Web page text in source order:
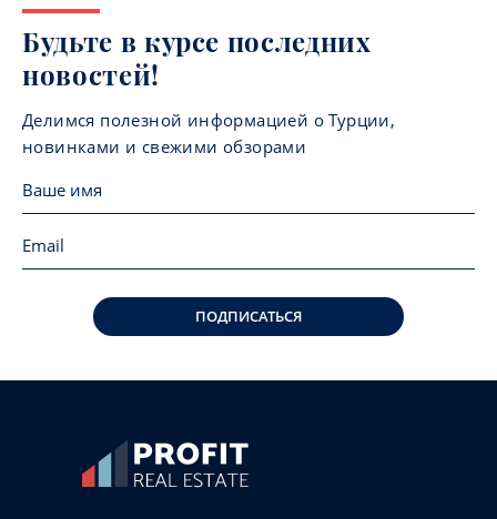
Будьте в курсе последних
новостей!
Делимся полезной информацией о Турции,
новинками и свежими обзорами
ПОДПИСАТЬСЯ